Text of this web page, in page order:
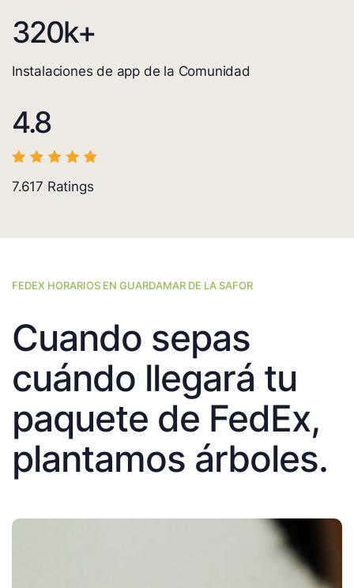
320k+
Instalaciones de app de la Comunidad
4.8
7.617 Ratings
FEDEX HORARIOS EN GUARDAMAR DE LA SAFOR
Cuando sepas
cuándo llegará tu
paquete de FedEx,
plantamos árboles.